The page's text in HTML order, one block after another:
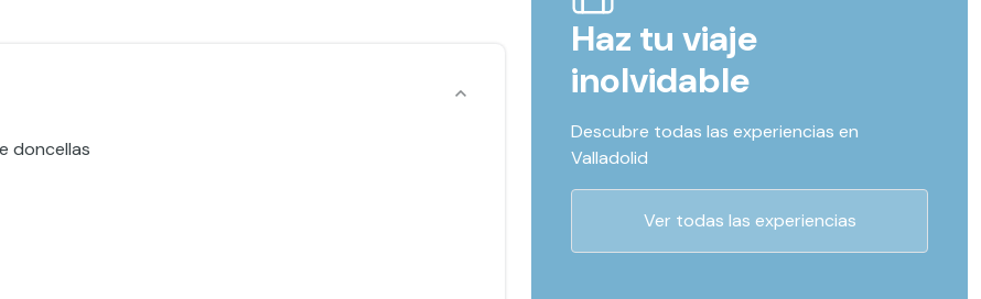
doncellas
Haz tu viaje
inolvidable
Descubre todas las experiencias en
Valladolid
Ver todas las experiencias